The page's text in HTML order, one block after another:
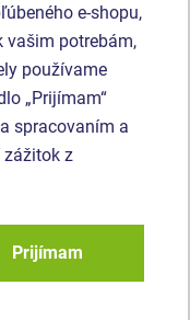
bezpečnosťou,
nebezpečenstvo
pružinárskej
práškovou
spojovací materiál
e-shopu,
vašim potrebám,
používame
„Prijímam“
spracovaním a
zážitok z
Prijímam